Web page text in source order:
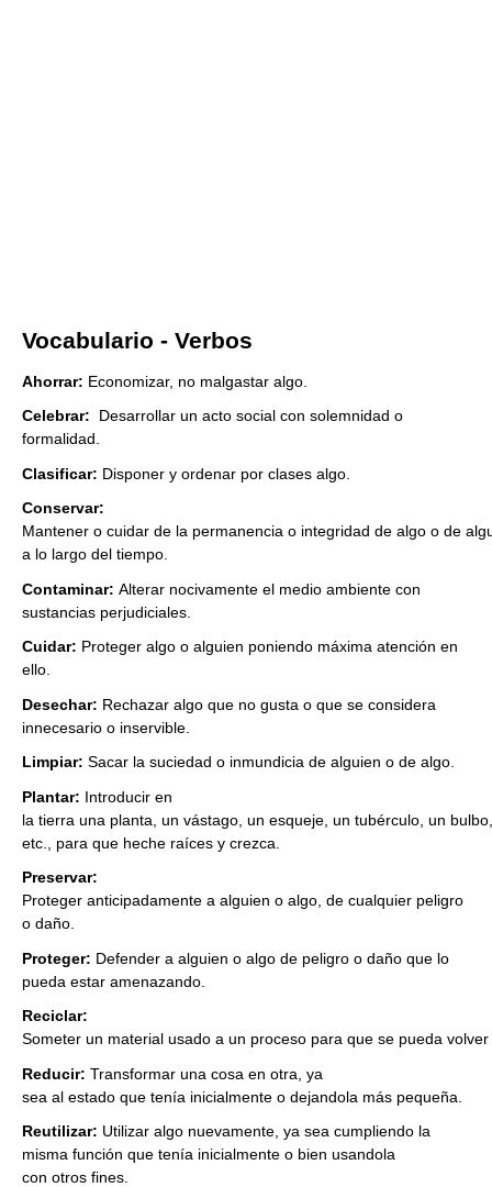
Vocabulario - Verbos
Ahorrar: Economizar, no malgastar algo.
Celebrar:
Desarrollar un acto social con solemnidad o
formalidad.
Clasificar: Disponer y ordenar por clases algo.
Conservar:
Mantener o cuidar de la permanencia o integridad de algo o de
a lo largo del tiempo.
Contaminar: Alterar nocivamente el medio ambiente con
sustancias perjudiciales.
Cuidar: Proteger algo o alguien poniendo máxima atención en
ello.
Desechar: Rechazar algo que no gusta o que se considera
innecesario o inservible.
Limpiar: Sacar la suciedad o inmundicia de alguien o de algo.
Plantar: Introducir en
la tierra una planta, un vástago, un esqueje, un tubérculo, un bulbo,
etc., para que heche raíces y crezca.
Preservar:
Proteger anticipadamente a alguien o algo, de cualquier peligro
o daño.
Proteger: Defender a alguien o algo de peligro o daño que lo
pueda estar amenazando.
Reciclar:
Someter un material usado a un proceso para que se pueda volver
Reducir: Transformar una cosa en otra, ya
sea al estado que tenía inicialmente o dejandola más pequeña.
Reutilizar: Utilizar algo nuevamente, ya sea cumpliendo la
misma función que tenía inicialmente o bien usandola
con otros fines.